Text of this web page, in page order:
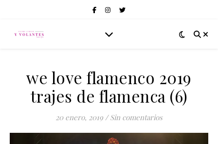
we love flamenco 2019
trajes de flamenca (6)
20 enero, 2019 / Sin comentarios